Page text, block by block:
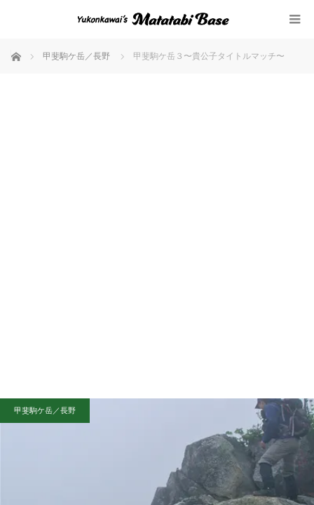
ホーム 甲斐駒ケ岳／長野 甲斐駒ケ岳３〜貴公子タイトルマッチ〜
甲斐駒ケ岳／長野